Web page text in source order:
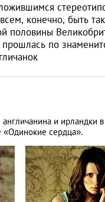
конечно, быть
половины
прошлась по
и
«Одинокие сердца».